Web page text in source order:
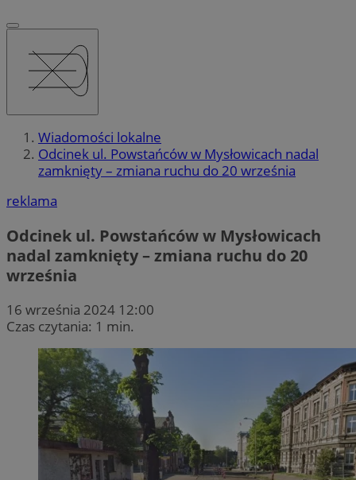
Wiadomości lokalne
Odcinek ul. Powstańców w Mysłowicach nadal
zamknięty – zmiana ruchu do 20 września
reklama
Odcinek ul. Powstańców w Mysłowicach
nadal zamknięty – zmiana ruchu do 20
września
16 września 2024 12:00
Czas czytania: 1 min.